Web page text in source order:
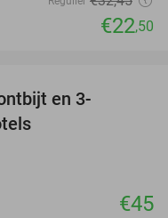
€22,50
en 3-
€45